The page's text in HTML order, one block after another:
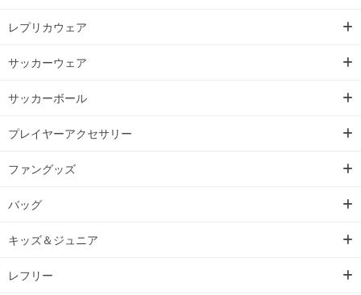
レプリカウェア
サッカーウェア
サッカーボール
プレイヤーアクセサリー
ファングッズ
バッグ
キッズ＆ジュニア
レフリー